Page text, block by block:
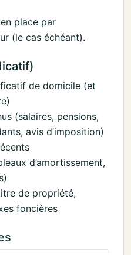
place par
(le cas échéant).
de domicile (et
(salaires, pensions,
avis d’imposition)
d’amortissement,
de propriété,
foncières